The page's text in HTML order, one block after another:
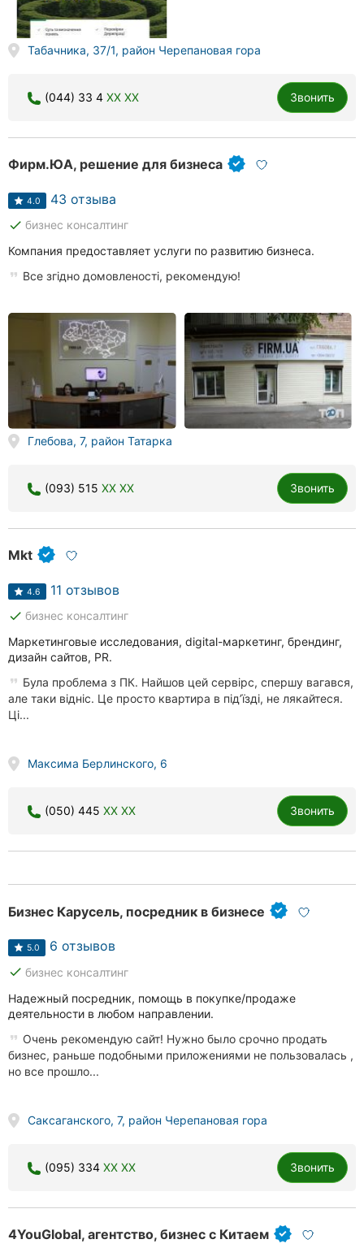
Табачника, 37/1, район Черепановая гора
(044) 33 4 XX XX Звонить
Фирм.ЮА, решение для бизнеса
4.0 43 отзыва
done бизнес консалтинг
Компания предоставляет услуги по развитию бизнеса.
Все згідно домовленості, рекомендую!
Глебова, 7, район Татарка
(093) 515 XX XX Звонить
Mkt
4.6 11 отзывов
done бизнес консалтинг
Маркетинговые исследования, digital-маркетинг, брендинг,
дизайн сайтов, PR.
Була проблема з ПК. Найшов цей сервірс, спершу вагався,
але таки відніс. Це просто квартира в підʼїзді, не лякайтеся.
Ці...
Максима Берлинского, 6
(050) 445 XX XX Звонить
Бизнес Карусель, посредник в бизнесе
5.0 6 отзывов
done бизнес консалтинг
Надежный посредник, помощь в покупке/продаже
деятельности в любом направлении.
Очень рекомендую сайт! Нужно было срочно продать
бизнес, раньше подобными приложениями не пользовалась ,
но все прошло...
Саксаганского, 7, район Черепановая гора
(095) 334 XX XX Звонить
4YouGlobal, агентство, бизнес с Китаем